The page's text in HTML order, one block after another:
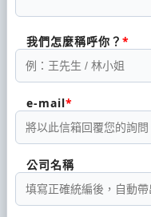
我們怎麼稱呼你？
e-mail
公司名稱